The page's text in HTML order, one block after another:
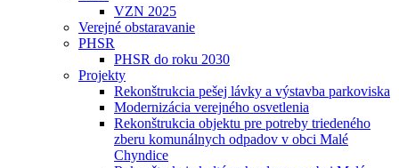
VZN 2025
Verejné obstaravanie
PHSR
PHSR do roku 2030
Projekty
Rekonštrukcia pešej lávky a výstavba parkoviska
Modernizácia verejného osvetlenia
Rekonštrukcia objektu pre potreby triedeného
zberu komunálnych odpadov v obci Malé
Chyndice